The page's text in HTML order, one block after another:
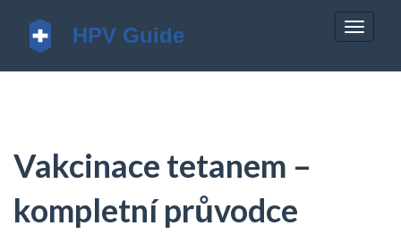
Vakcinace tetanem –
kompletní průvodce